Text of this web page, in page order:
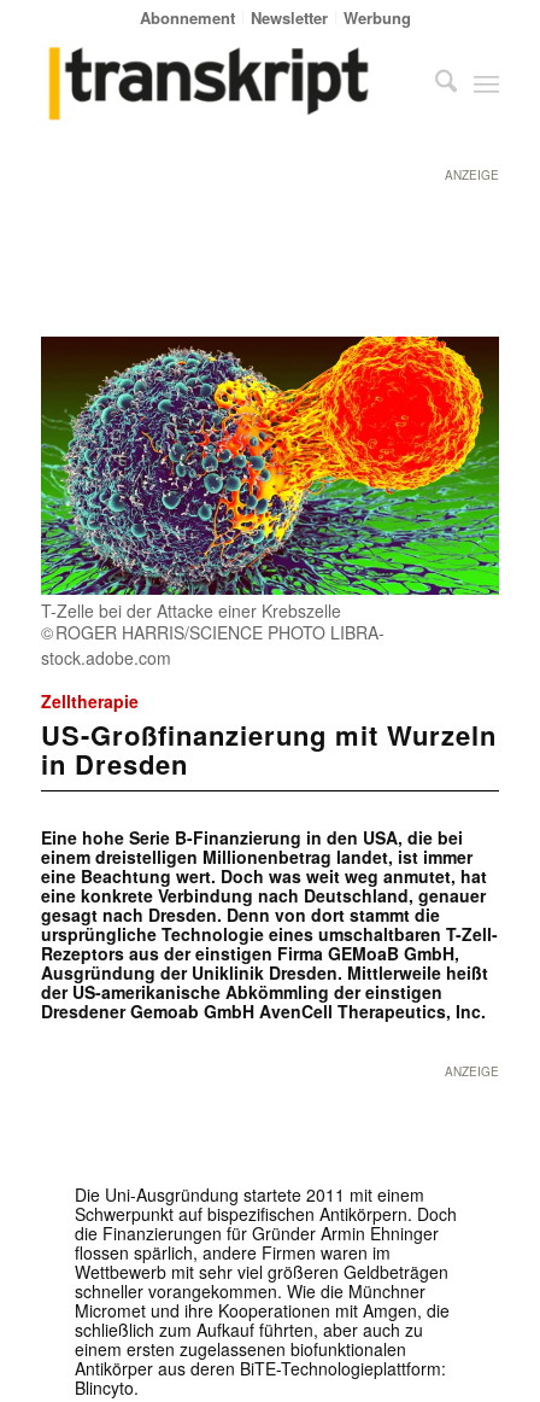
Abonnement Newsletter Werbung
ANZEIGE
T-Zelle bei der Attacke einer Krebszelle
ROGER HARRIS/SCIENCE PHOTO LIBRA-
stock.adobe.com
Zelltherapie
US-Großfinanzierung mit Wurzeln
in Dresden
Eine hohe Serie B-Finanzierung in den USA, die bei
einem dreistelligen Millionenbetrag landet, ist immer
eine Beachtung wert. Doch was weit weg anmutet, hat
eine konkrete Verbindung nach Deutschland, genauer
gesagt nach Dresden. Denn von dort stammt die
ursprüngliche Technologie eines umschaltbaren T-Zell-
Rezeptors aus der einstigen Firma GEMoaB GmbH,
Ausgründung der Uniklinik Dresden. Mittlerweile heißt
der US-amerikanische Abkömmling der einstigen
Dresdener Gemoab GmbH AvenCell Therapeutics, Inc.
ANZEIGE
Die Uni-Ausgründung startete 2011 mit einem
Schwerpunkt auf bispezifischen Antikörpern. Doch
die Finanzierungen für Gründer Armin Ehninger
flossen spärlich, andere Firmen waren im
Wettbewerb mit sehr viel größeren Geldbeträgen
schneller vorangekommen. Wie die Münchner
Micromet und ihre Kooperationen mit Amgen, die
schließlich zum Aufkauf führten, aber auch zu
einem ersten zugelassenen biofunktionalen
Antikörper aus deren BiTE-Technologieplattform:
Blincyto.